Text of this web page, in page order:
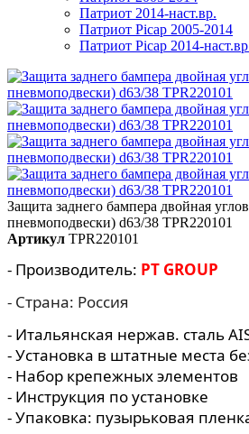
Патриот 2014-наст.вр.
Патриот Picap 2005-2014
Патриот Picap 2014-
Защита заднего бампера двойная
пневмоподвески) d63/38 TPR220101
Артикул TPR220101
- Производитель: PT GROUP
- Страна: Россия
- Итальянская нержав. сталь
- Установка в штатные места
- Набор крепежных элементов
- Инструкция по установке
- Упаковка: пузырьковая